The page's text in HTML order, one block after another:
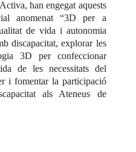
han engegat aquests
anomenat “3D per a
de vida i autonomia
discapacitat, explorar les
3D per confeccionar
de les necessitats del
i fomentar la participació
als Ateneus de